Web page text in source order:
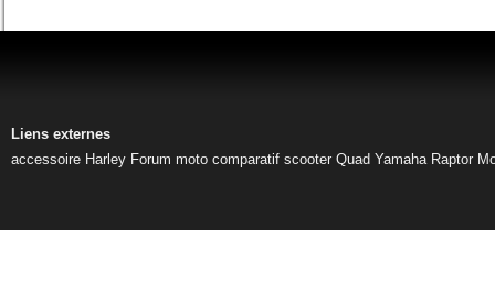
Liens externes
accessoire Harley Forum moto comparatif scooter Quad Yamaha Raptor